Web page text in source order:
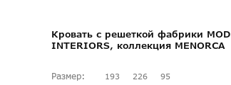
Кровать с решеткой фабрики MOD
INTERIORS, коллекция MENORCA
Размер: 193 226 95